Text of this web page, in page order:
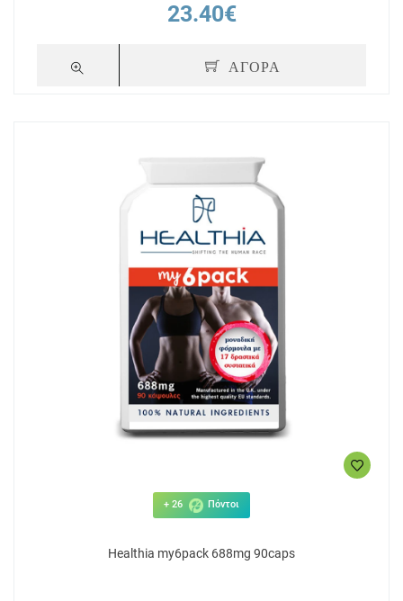
23.40€
ΑΓΟΡΑ
+ 26 Πόντοι
Healthia my6pack 688mg 90caps